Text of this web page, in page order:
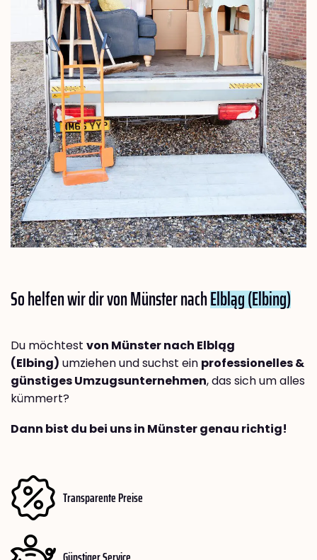
So helfen wir dir von Münster nachElbląg (Elbing)
Du möchtest von Münster nach Elbląg
(Elbing) umziehen und suchst ein professionelles &
günstiges Umzugsunternehmen, das sich um alles
kümmert?
Dann bist du bei uns in Münster genau richtig!
Transparente Preise